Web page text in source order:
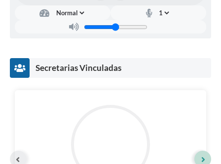
Secretarias Vinculadas